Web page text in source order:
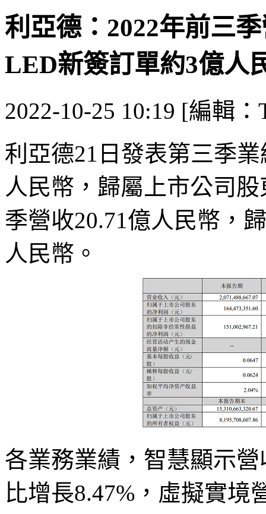
利亞德：2022年前三
LED新簽訂單約3億人
2022-10-25 10:19 [編輯
利亞德21日發表第三季
人民幣，歸屬上市公司
季營收20.71億人民幣，
人民幣。
各業務業績，智慧顯示
比增長8.47%，虛擬實境